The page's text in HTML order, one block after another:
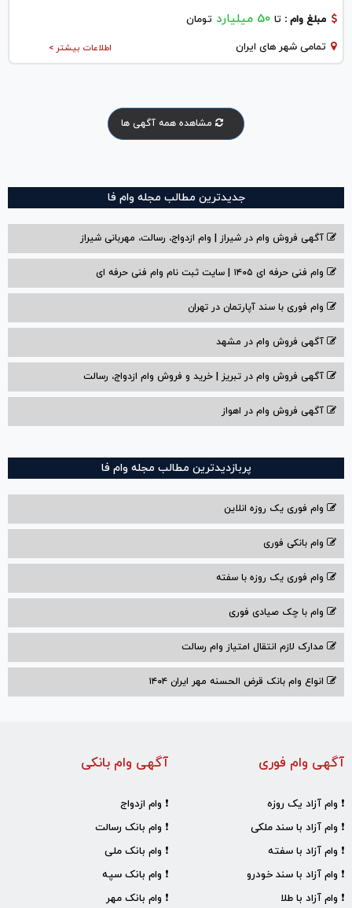
مبلغ وام : تا 50 میلیارد تومان
اطلاعات بیشتر > تمامی شهر های ایران
مشاهده همه آگهی ها
جدیدترین مطالب مجله وام فا
آگهی فروش وام در شیراز | وام ازدواج، رسالت، مهربانی شیراز
وام فنی حرفه ای ۱۴۰۵ | سایت ثبت نام وام فنی حرفه ای
وام فوری با سند آپارتمان در تهران
آگهی فروش وام در مشهد
آگهی فروش وام در تبریز | خرید و فروش وام ازدواج، رسالت
آگهی فروش وام در اهواز
پربازدیدترین مطالب مجله وام فا
وام فوری یک روزه انلاین
وام بانکی فوری
وام فوری یک روزه با سفته
وام با‌ چک صیادی‌ فوری
مدارک لازم انتقال امتیاز وام رسالت
انواع وام بانک قرض الحسنه مهر ایران ۱۴۰۴
آگهی وام بانکی
❗ وام ازدواج
❗ وام بانک رسالت
❗ وام بانک ملی
❗ وام بانک سپه
❗ وام بانک مهر
آگهی وام فوری
❗ وام آزاد یک روزه
❗ وام آزاد با سند ملکی
❗ وام آزاد با سفته
❗ وام آزاد با سند خودرو
❗ وام آزاد با طلا